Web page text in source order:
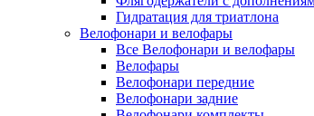
Гидратация для триатлона
Велофонари и велофары
Все Велофонари и велофары
Велофары
Велофонари передние
Велофонари задние